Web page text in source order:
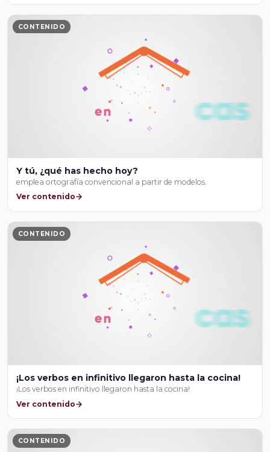
CONTENIDO
Y tú, ¿qué has hecho hoy?
emplea ortografía convencional a partir de modelos.
Ver contenido
CONTENIDO
¡Los verbos en infinitivo llegaron hasta la cocina!
¡Los verbos en infinitivo llegaron hasta la cocina!
Ver contenido
CONTENIDO